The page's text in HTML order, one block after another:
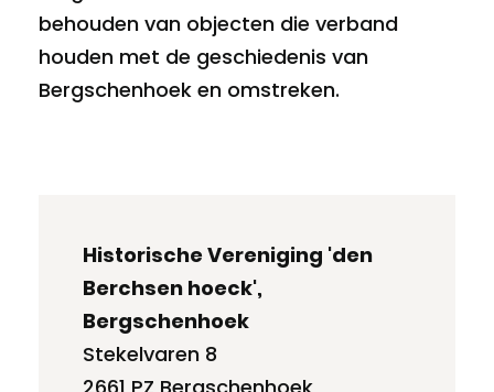
behouden van objecten die verband
houden met de geschiedenis van
Bergschenhoek en omstreken.
Historische Vereniging 'den
Berchsen hoeck',
Bergschenhoek
Stekelvaren 8